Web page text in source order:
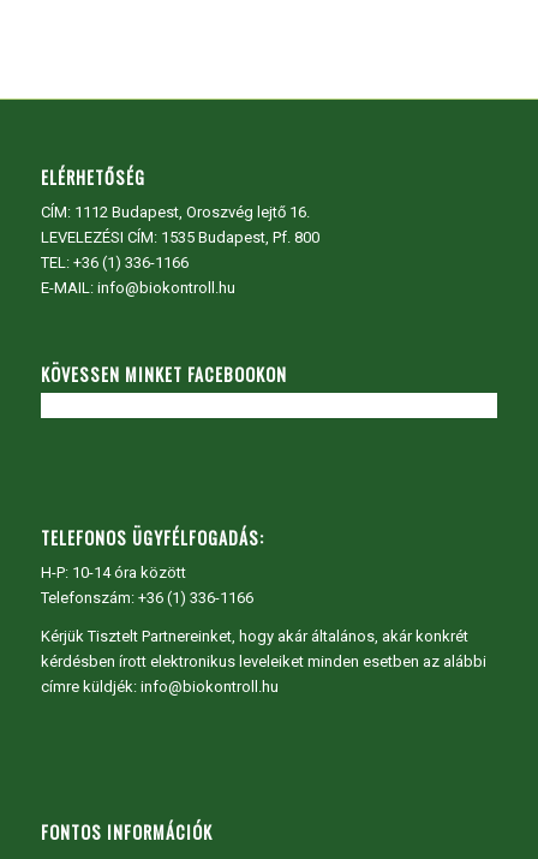
ELÉRHETŐSÉG
CÍM: 1112 Budapest, Oroszvég lejtő 16.
LEVELEZÉSI CÍM: 1535 Budapest, Pf. 800
TEL: +36 (1) 336-1166
E-MAIL: info@biokontroll.hu
KÖVESSEN MINKET FACEBOOKON
TELEFONOS ÜGYFÉLFOGADÁS:
H-P: 10-14 óra között
Telefonszám: +36 (1) 336-1166
Kérjük Tisztelt Partnereinket, hogy akár általános, akár konkrét
kérdésben írott elektronikus leveleiket minden esetben az alábbi
címre küldjék: info@biokontroll.hu
FONTOS INFORMÁCIÓK